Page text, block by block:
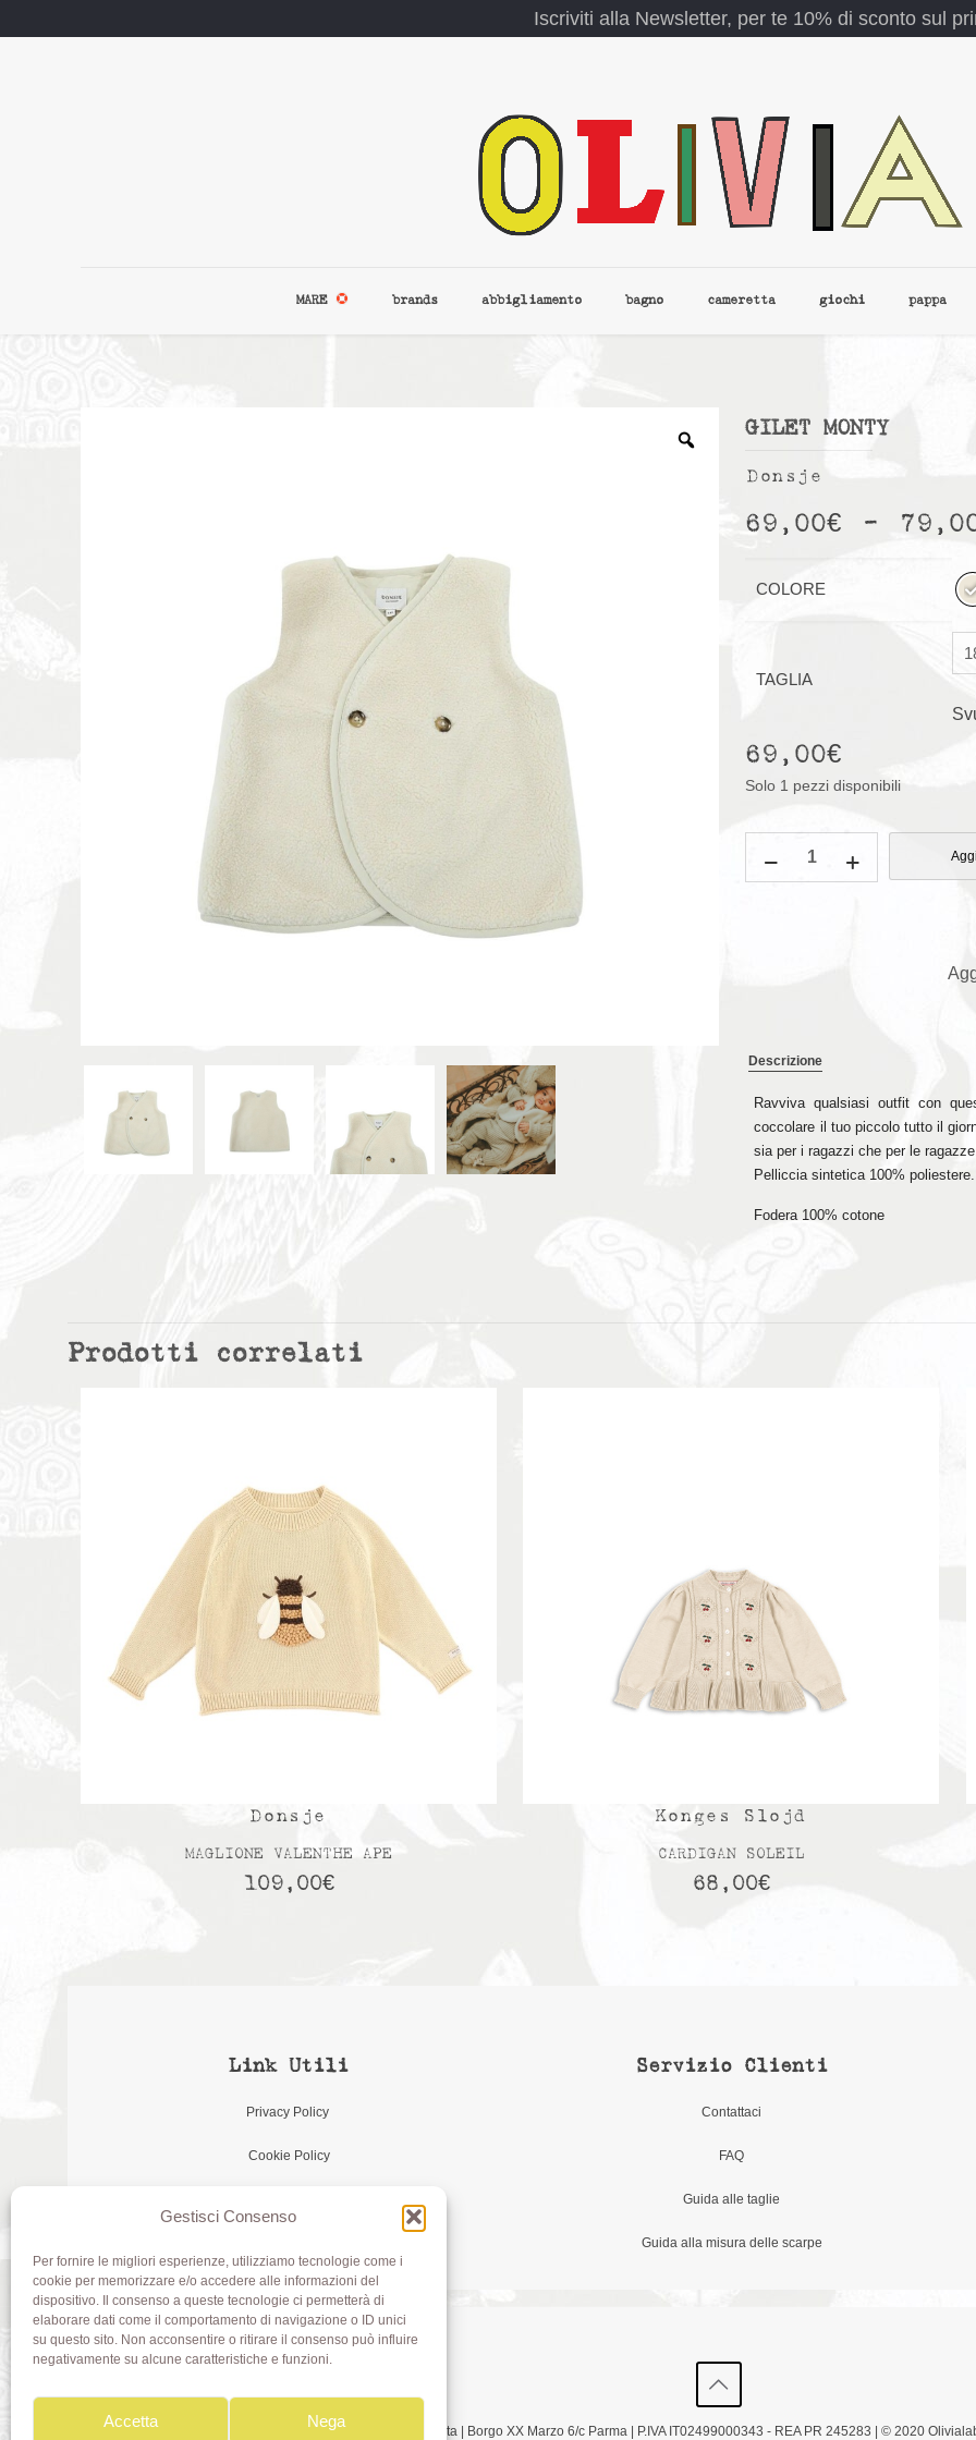
Gestisci Consenso
Per fornire le migliori esperienze, utilizziamo tecnologie come i
cookie per memorizzare e/o accedere alle informazioni del
dispositivo. Il consenso a queste tecnologie ci permetterà di
elaborare dati come il comportamento di navigazione o ID unici
su questo sito. Non acconsentire o ritirare il consenso può influire
negativamente su alcune caratteristiche e funzioni.
Accetta Nega
Iscriviti alla Newsletter, per te 10% di sconto sul
MARE brands abbigliamento bagno cameretta giochi pappa
GILET MONTY
Donsje
69,00€ -
COLORE
TAGLIA
69,00€
Solo 1 pezzi disponibili
Descrizione
Ravviva qualsiasi outfit con
coccolare il tuo piccolo tutto il
sia per i ragazzi che per le
Pelliccia sintetica 100% poliestere.
Fodera 100% cotone
Prodotti correlati
Donsje
MAGLIONE VALENTHE APE
109,00€
Konges Slojd
CARDIGAN SOLEIL
68,00€
Link Utili
Privacy Policy
Cookie Policy
Servizio Clienti
Contattaci
FAQ
Guida alle taglie
Guida alla misura delle scarpe
Olivia di Aimi Roberta | Borgo XX Marzo 6/c Parma | P.IVA IT02499000343 - REA PR 245283 | © 2020